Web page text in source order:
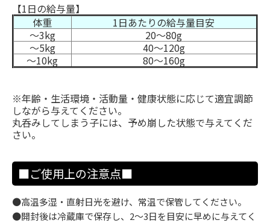
【1日の給与量】
体重
1日あたりの給与量目安
〜3kg
20～80g
〜5kg
40～120g
〜10kg
80～160g
※年齢・生活環境・活動量・健康状態に応じて適宜調節
しながら与えてください。
丸呑みしてしまう子には、予め崩した状態で与えてくだ
さい。
■ご使用上の注意点■
●高温多湿・直射日光を避け、常温で保管してください。
●開封後は冷蔵庫で保存し、2〜3日を目安に早めに与えてく